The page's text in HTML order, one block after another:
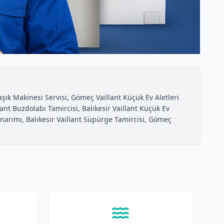
Makinesi Servisi, Gömeç Vaillant Küçük Ev Aletleri
Buzdolabı Tamircisi, Balıkesir Vaillant Küçük Ev
Balıkesir Vaillant Süpürge Tamircisi, Gömeç